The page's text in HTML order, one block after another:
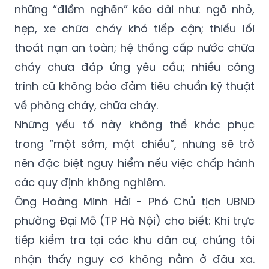
những “điểm nghẽn” kéo dài như: ngõ nhỏ,
hẹp, xe chữa cháy khó tiếp cận; thiếu lối
thoát nạn an toàn; hệ thống cấp nước chữa
cháy chưa đáp ứng yêu cầu; nhiều công
trình cũ không bảo đảm tiêu chuẩn kỹ thuật
về phòng cháy, chữa cháy.
Những yếu tố này không thể khắc phục
trong “một sớm, một chiều”, nhưng sẽ trở
nên đặc biệt nguy hiểm nếu việc chấp hành
các quy định không nghiêm.
Ông Hoàng Minh Hải - Phó Chủ tịch UBND
phường Đại Mỗ (TP Hà Nội) cho biết: Khi trực
tiếp kiểm tra tại các khu dân cư, chúng tôi
nhận thấy nguy cơ không nằm ở đâu xa.